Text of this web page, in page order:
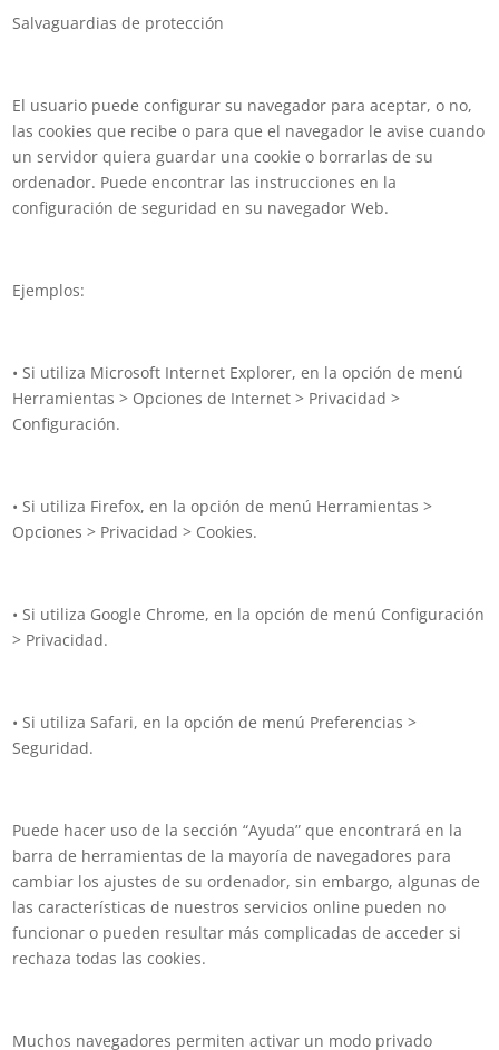
Salvaguardias de protección
El usuario puede configurar su navegador para aceptar, o no,
las cookies que recibe o para que el navegador le avise cuando
un servidor quiera guardar una cookie o borrarlas de su
ordenador. Puede encontrar las instrucciones en la
configuración de seguridad en su navegador Web.
Ejemplos:
• Si utiliza Microsoft Internet Explorer, en la opción de menú
Herramientas > Opciones de Internet > Privacidad >
Configuración.
• Si utiliza Firefox, en la opción de menú Herramientas >
Opciones > Privacidad > Cookies.
• Si utiliza Google Chrome, en la opción de menú Configuración
> Privacidad.
• Si utiliza Safari, en la opción de menú Preferencias >
Seguridad.
Puede hacer uso de la sección “Ayuda” que encontrará en la
barra de herramientas de la mayoría de navegadores para
cambiar los ajustes de su ordenador, sin embargo, algunas de
las características de nuestros servicios online pueden no
funcionar o pueden resultar más complicadas de acceder si
rechaza todas las cookies.
Muchos navegadores permiten activar un modo privado